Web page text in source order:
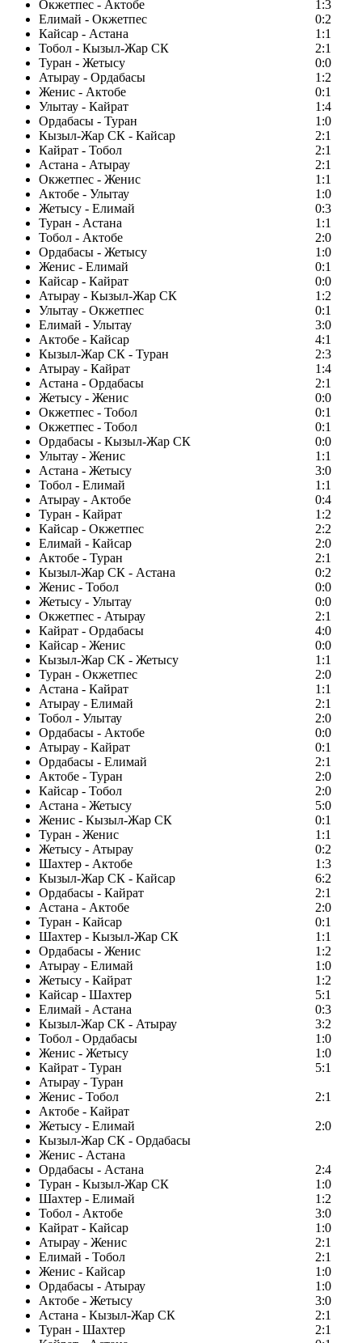
Окжетпес - Актобе
1:3
Елимай - Окжетпес
0:2
Кайсар - Астана
1:1
Тобол - Кызыл-Жар СК
2:1
Туран - Жетысу
0:0
Атырау - Ордабасы
1:2
Женис - Актобе
0:1
Улытау - Кайрат
1:4
Ордабасы - Туран
1:0
Кызыл-Жар СК - Кайсар
2:1
Кайрат - Тобол
2:1
Астана - Атырау
2:1
Окжетпес - Женис
1:1
Актобе - Улытау
1:0
Жетысу - Елимай
0:3
Туран - Астана
1:1
Тобол - Актобе
2:0
Ордабасы - Жетысу
1:0
Женис - Елимай
0:1
Кайсар - Кайрат
0:0
Атырау - Кызыл-Жар СК
1:2
Улытау - Окжетпес
0:1
Елимай - Улытау
3:0
Актобе - Кайсар
4:1
Кызыл-Жар СК - Туран
2:3
Атырау - Кайрат
1:4
Астана - Ордабасы
2:1
Жетысу - Женис
0:0
Окжетпес - Тобол
0:1
Окжетпес - Тобол
0:1
Ордабасы - Кызыл-Жар СК
0:0
Улытау - Женис
1:1
Астана - Жетысу
3:0
Тобол - Елимай
1:1
Атырау - Актобе
0:4
Туран - Кайрат
1:2
Кайсар - Окжетпес
2:2
Елимай - Кайсар
2:0
Актобе - Туран
2:1
Кызыл-Жар СК - Астана
0:2
Женис - Тобол
0:0
Жетысу - Улытау
0:0
Окжетпес - Атырау
2:1
Кайрат - Ордабасы
4:0
Кайсар - Женис
0:0
Кызыл-Жар СК - Жетысу
1:1
Туран - Окжетпес
2:0
Астана - Кайрат
1:1
Атырау - Елимай
2:1
Тобол - Улытау
2:0
Ордабасы - Актобе
0:0
Атырау - Кайрат
0:1
Ордабасы - Елимай
2:1
Актобе - Туран
2:0
Кайсар - Тобол
2:0
Астана - Жетысу
5:0
Женис - Кызыл-Жар СК
0:1
Туран - Женис
1:1
Жетысу - Атырау
0:2
Шахтер - Актобе
1:3
Кызыл-Жар СК - Кайсар
6:2
Ордабасы - Кайрат
2:1
Астана - Актобе
2:0
Туран - Кайсар
0:1
Шахтер - Кызыл-Жар СК
1:1
Ордабасы - Женис
1:2
Атырау - Елимай
1:0
Жетысу - Кайрат
1:2
Кайсар - Шахтер
5:1
Елимай - Астана
0:3
Кызыл-Жар СК - Атырау
3:2
Тобол - Ордабасы
1:0
Женис - Жетысу
1:0
Кайрат - Туран
5:1
Атырау - Туран
Женис - Тобол
2:1
Актобе - Кайрат
Жетысу - Елимай
2:0
Кызыл-Жар СК - Ордабасы
Женис - Астана
Ордабасы - Астана
2:4
Туран - Кызыл-Жар СК
1:0
Шахтер - Елимай
1:2
Тобол - Актобе
3:0
Кайрат - Кайсар
1:0
Атырау - Женис
2:1
Елимай - Тобол
2:1
Женис - Кайсар
1:0
Ордабасы - Атырау
1:0
Актобе - Жетысу
3:0
Астана - Кызыл-Жар СК
2:1
Туран - Шахтер
2:1